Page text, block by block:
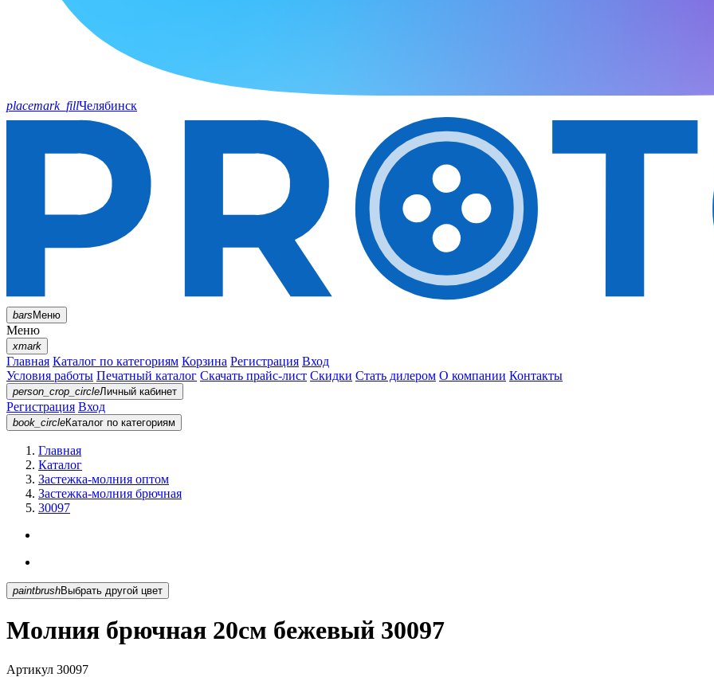
placemark_fillЧелябинск
barsМеню
Меню
xmark
Главная Каталог по категориям Корзина Регистрация Вход
Условия работы Печатный каталог Скачать прайс-лист Скидки Стать дилером О компании Контакты
person_crop_circleЛичный кабинет
Регистрация Вход
book_circleКаталог по категориям
Главная
Каталог
Застежка-молния оптом
Застежка-молния брючная
30097
paintbrush Выбрать другой цвет
Молния брючная 20см бежевый 30097
Артикул 30097